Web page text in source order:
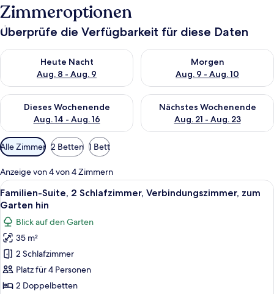
Zimmeroptionen
Überprüfe die Verfügbarkeit für diese Daten
Heute Nacht
Aug. 8 - Aug. 9
Überprüfe die Verfügbarkeit für heute Nacht, Aug. 8 - Aug. 9.
Morgen
Aug. 9 - Aug. 10
Überprüfe die Verfügbarkeit
Dieses Wochenende
Aug. 14 - Aug. 16
Überprüfe die Verfügbarkeit für dieses Wochenende, Aug. 14
Nächstes Wochenende
Aug. 21 - Aug. 23
Überprüfe die Verfügbarkeit
Verfügbare
Filter
für
Zimmer
Alle Zimmer 2 Betten 1 Bett
Anzeige von 4 von 4 Zimmern
Alle
Fotos
für
Familien-
Suite,
2 Schlafzimmer,
Verbindungszimmer,
zum
Ein ordentlich bezogenes Bett mit
19
Familien-Suite, 2 Schlafzimmer, Verbindungszimmer, zum
Garten hin
Blick auf den Garten
35 m²
2 Schlafzimmer
Platz für 4 Personen
2 Doppelbetten